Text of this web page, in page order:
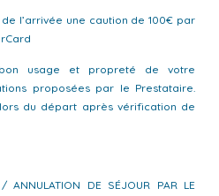
l’arrivée une caution de 100€ par
usage et propreté de votre
proposées par le Prestataire.
du départ après vérification de
ANNULATION DE SÉJOUR PAR LE